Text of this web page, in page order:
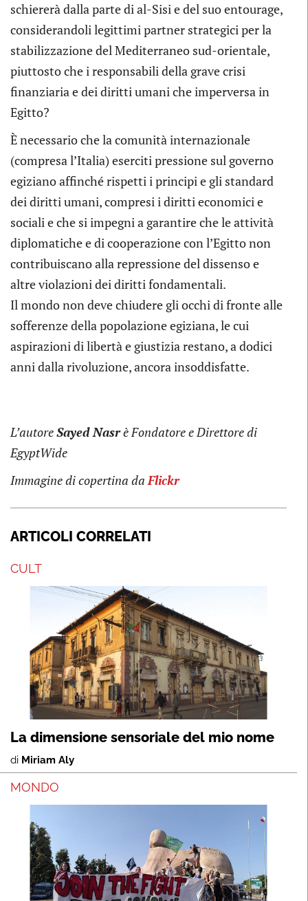
schiererà dalla parte di al-Sisi e del suo entourage,
considerandoli legittimi partner strategici per la
stabilizzazione del Mediterraneo sud-orientale,
piuttosto che i responsabili della grave crisi
finanziaria e dei diritti umani che imperversa in
Egitto?
È necessario che la comunità internazionale
(compresa l’Italia) eserciti pressione sul governo
egiziano affinché rispetti i principi e gli standard
dei diritti umani, compresi i diritti economici e
sociali e che si impegni a garantire che le attività
diplomatiche e di cooperazione con l’Egitto non
contribuiscano alla repressione del dissenso e
altre violazioni dei diritti fondamentali.
Il mondo non deve chiudere gli occhi di fronte alle
sofferenze della popolazione egiziana, le cui
aspirazioni di libertà e giustizia restano, a dodici
anni dalla rivoluzione, ancora insoddisfatte.
L’autoreSayed Nasrè Fondatore e Direttore di
EgyptWide
Immagine di copertina daFlickr
ARTICOLI CORRELATI
CULT
La dimensione sensoriale del mio nome
di Miriam Aly
MONDO